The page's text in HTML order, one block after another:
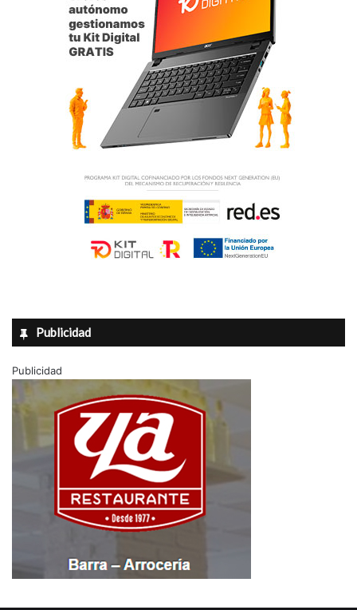
Publicidad
Publicidad